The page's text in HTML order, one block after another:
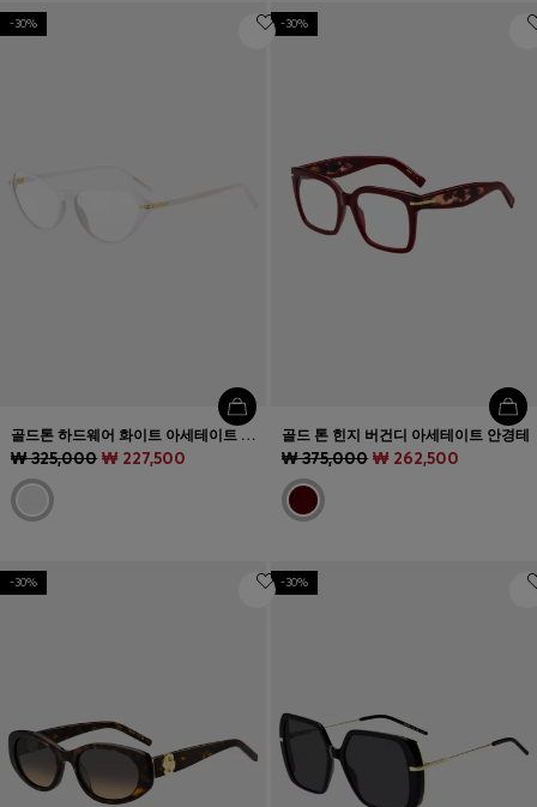
-30%
골드톤 하드웨어 화이트 아세테이트 안경테
₩ 325,000 ₩ 227,500
-30%
골드 톤 힌지 버건디 아세테이트 안경테
₩ 375,000 ₩ 262,500
-30% -30%